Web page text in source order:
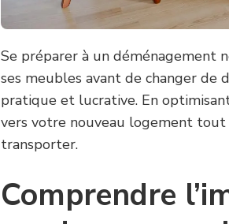
Se préparer à un déménagement
ses meubles avant de changer de
pratique et lucrative. En
vers votre nouveau logement
transporter.
Comprendre